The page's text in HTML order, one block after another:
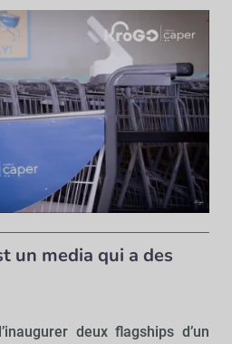
un media qui a des
deux flagships d’un